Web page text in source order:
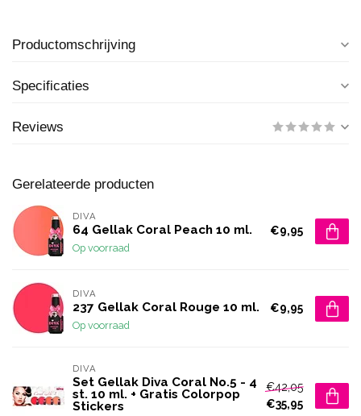
Productomschrijving
Specificaties
Reviews
Gerelateerde producten
DIVA
64 Gellak Coral Peach 10 ml.
Op voorraad
€9,95
DIVA
237 Gellak Coral Rouge 10 ml.
Op voorraad
€9,95
DIVA
Set Gellak Diva Coral No.5 - 4
st. 10 ml. + Gratis Colorpop
Stickers
€42,05
€35,95